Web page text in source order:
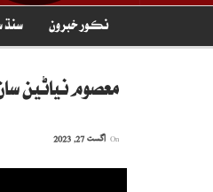
نڪور خبرون سنڌ
معصوم نياڻين
اگست 27, 2023